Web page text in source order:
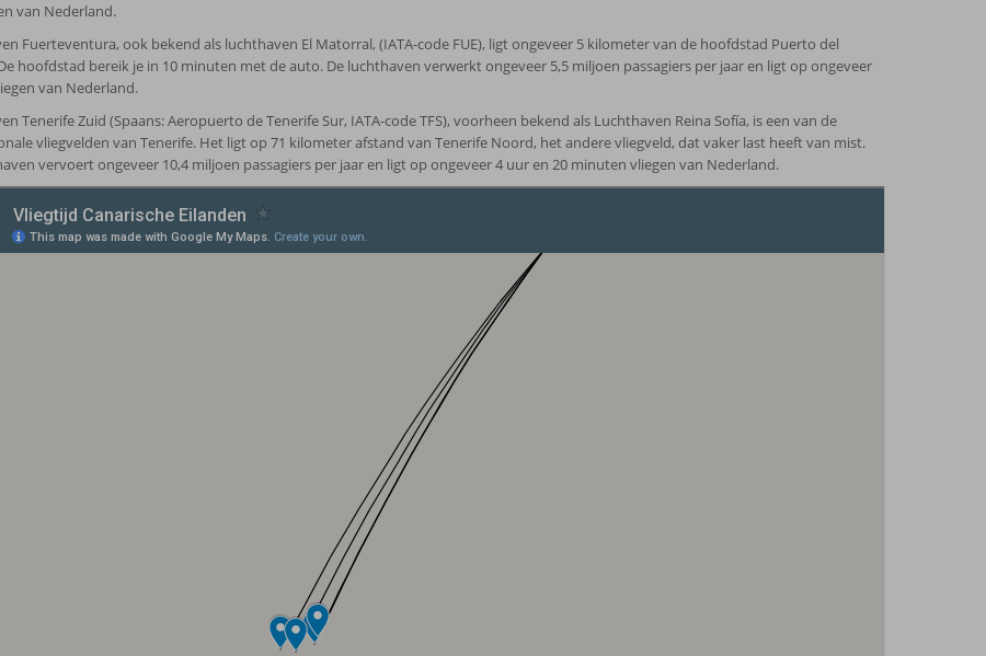
van Nederland.
Fuerteventura, ook bekend als luchthaven El Matorral, (IATA-code FUE), ligt ongeveer 5 kilometer van de hoofdstad Puerto del
hoofdstad bereik je in 10 minuten met de auto. De luchthaven verwerkt ongeveer 5,5 miljoen passagiers per jaar en ligt op ongeveer
van Nederland.
Tenerife Zuid (Spaans: Aeropuerto de Tenerife Sur, IATA-code TFS), voorheen bekend als Luchthaven Reina Sofía, is een van de
vliegvelden van Tenerife. Het ligt op 71 kilometer afstand van Tenerife Noord, het andere vliegveld, dat vaker last heeft van mist.
vervoert ongeveer 10,4 miljoen passagiers per jaar en ligt op ongeveer 4 uur en 20 minuten vliegen van Nederland.